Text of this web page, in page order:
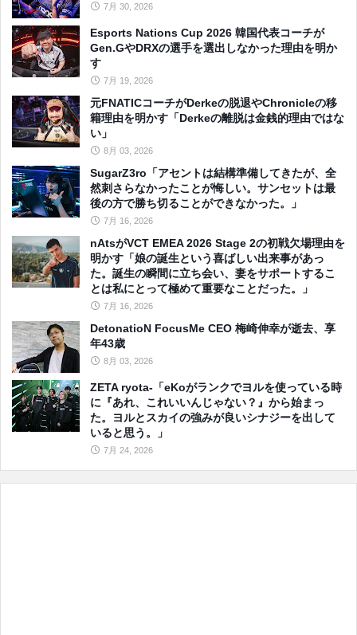
7月 30, 2026
Esports Nations Cup 2026 韓国代表コーチが
Gen.GやDRXの選手を選出しなかった理由を明か
す
7月 19, 2026
元FNATICコーチがDerkeの脱退やChronicleの移
籍理由を明かす「Derkeの離脱は金銭的理由ではな
い」
8月 03, 2026
SugarZ3ro「アセントは結構準備してきたが、全
然刺さらなかったことが悔しい。サンセットは最
後の方で勝ち切ることができなかった。」
7月 16, 2026
nAtsがVCT EMEA 2026 Stage 2の初戦欠場理由を
明かす「娘の誕生という喜ばしい出来事があっ
た。誕生の瞬間に立ち会い、妻をサポートするこ
とは私にとって極めて重要なことだった。」
7月 16, 2026
DetonatioN FocusMe CEO 梅崎伸幸が逝去、享
年43歳
8月 03, 2026
ZETA ryota-「eKoがランクでヨルを使っている時
に『あれ、これいいんじゃない？』から始まっ
た。ヨルとスカイの強みが良いシナジーを出して
いると思う。」
7月 24, 2026